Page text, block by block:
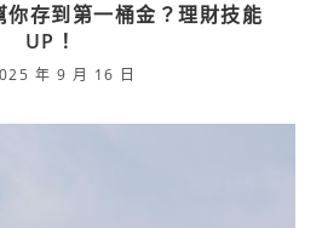
你存到第一桶金？理財技能
UP！
年 9 月 16 日